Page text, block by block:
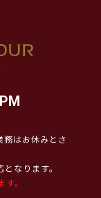
はお休みとさ
なります。
。